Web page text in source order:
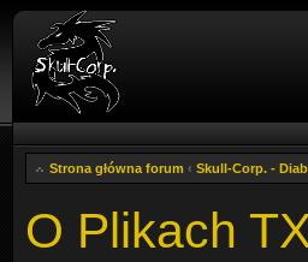
Strona główna forum ‹ Skull-Corp. -
O Plikach